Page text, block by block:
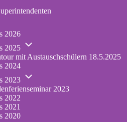
new
2026
2025
Unternavigation
Berichte
Fotos
2025
mit Austauschschülern 18.5.2025
2024
2023
Unternavigation
Berichte 2023
2022
2021
2020